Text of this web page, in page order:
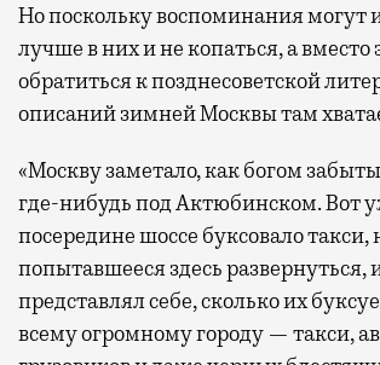
Но поскольку воспоминания могут
лучше в них и не копаться, а вместо
обратиться к позднесоветской
описаний зимней Москвы там
«Москву заметало, как богом
где-нибудь под Актюбинском. Вот
посередине шоссе буксовало
попытавшееся здесь развернуться,
представлял себе, сколько их
всему огромному городу — такси,